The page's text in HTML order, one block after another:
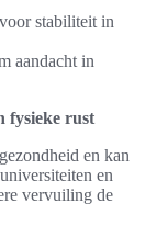
stabiliteit in
aandacht in
fysieke rust
en kan
en
vervuiling de